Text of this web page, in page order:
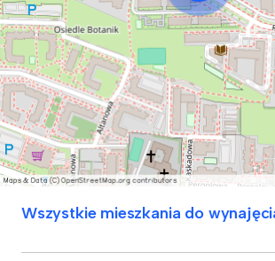
Wszystkie mieszkania do